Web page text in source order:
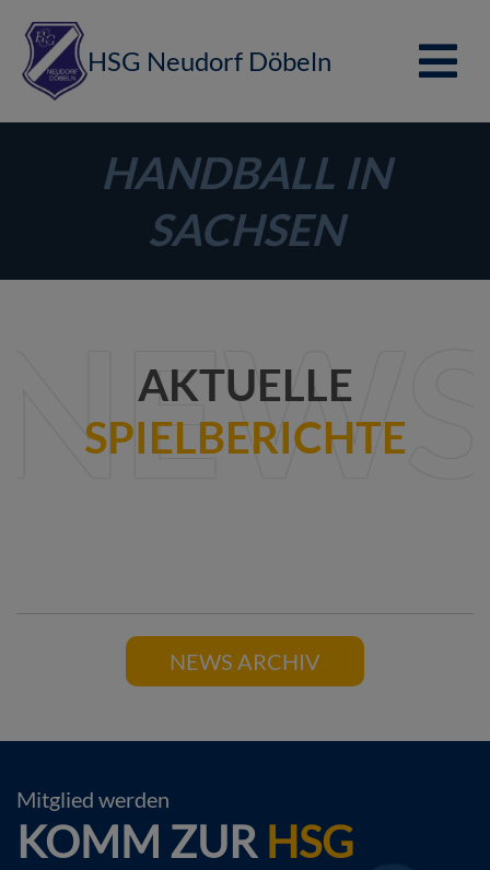
HSG Neudorf Döbeln
HANDBALL IN
SACHSEN
AKTUELLE
SPIELBERICHTE
NEWS ARCHIV
Mitglied werden
KOMM ZUR HSG